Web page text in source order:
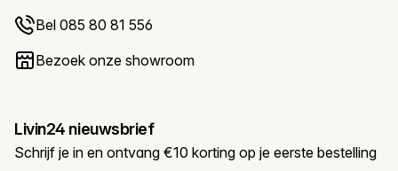
Bel 085 80 81 556
Bezoek onze showroom
Livin24 nieuwsbrief
Schrijf je in en ontvang €10 korting op je eerste bestelling